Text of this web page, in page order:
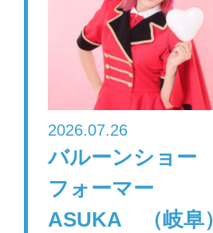
2026.07.26
バルーンショ
フォーマー
ASUKA （岐阜）